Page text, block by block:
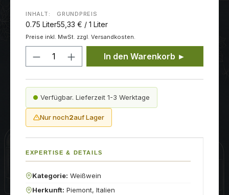
INHALT:
0.75 Liter
GRUNDPREIS
55,33 € / 1 Liter
Preise inkl. MwSt. zzgl. Versandkosten.
Produkt Anzahl: Gib den
In den Warenkorb ►
Verfügbar. Lieferzeit 1-3 Werktage
Nur noch2auf Lager
EXPERTISE & DETAILS
Kategorie: Weißwein
Herkunft: Piemont, Italien